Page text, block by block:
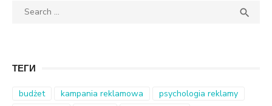
Search

ТЕГИ
budżet kampania reklamowa
psychologia reklamy